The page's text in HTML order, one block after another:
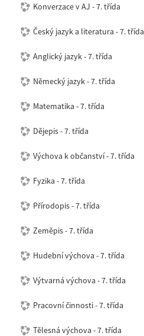
Konverzace v AJ - 7. třída
Český jazyk a literatura - 7. třída
Anglický jazyk - 7. třída
Německý jazyk - 7. třída
Matematika - 7. třída
Dějepis - 7. třída
Výchova k občanství - 7. třída
Fyzika - 7. třída
Přírodopis - 7. třída
Zeměpis - 7. třída
Hudební výchova - 7. třída
Výtvarná výchova - 7. třída
Pracovní činnosti - 7. třída
Tělesná výchova - 7. třída